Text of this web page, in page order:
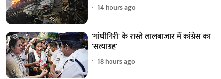
14 hours ago
'गांधीगिरी' के रास्ते लालबाजार में कांग्रेस का
'सत्याग्रह'
18 hours ago